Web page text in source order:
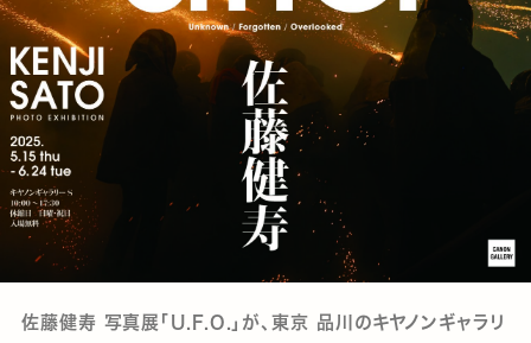
佐藤健寿 写真展「U.F.O.」が、東京 品川のキヤノンギャラリ